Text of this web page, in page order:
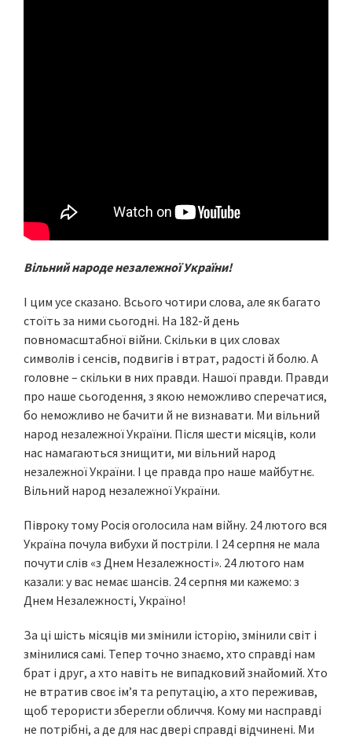
Вільний народе незалежної України!
І цим усе сказано. Всього чотири слова, але як багато
стоїть за ними сьогодні. На 182-й день
повномасштабної війни. Скільки в цих словах
символів і сенсів, подвигів і втрат, радості й болю. А
головне – скільки в них правди. Нашої правди. Правди
про наше сьогодення, з якою неможливо сперечатися,
бо неможливо не бачити й не визнавати. Ми вільний
народ незалежної України. Після шести місяців, коли
нас намагаються знищити, ми вільний народ
незалежної України. І це правда про наше майбутнє.
Вільний народ незалежної України.
Півроку тому Росія оголосила нам війну. 24 лютого вся
Україна почула вибухи й постріли. І 24 серпня не мала
почути слів «з Днем Незалежності». 24 лютого нам
казали: у вас немає шансів. 24 серпня ми кажемо: з
Днем Незалежності, Україно!
За ці шість місяців ми змінили історію, змінили світ і
змінилися самі. Тепер точно знаємо, хто справді нам
брат і друг, а хто навіть не випадковий знайомий. Хто
не втратив своє ім’я та репутацію, а хто переживав,
щоб терористи зберегли обличчя. Кому ми насправді
не потрібні, а де для нас двері справді відчинені. Ми